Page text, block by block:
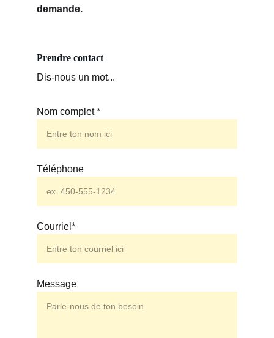
Nom complet *
Téléphone
Courriel*
Message
demande.
Prendre contact
Dis-nous un mot...